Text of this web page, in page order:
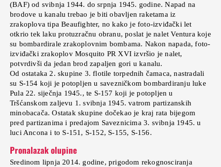
(BAF) od svibnja 1944. do srpnja 1945. godine. Napad na
brodove u kanalu trebao je biti obavljen raketama iz
zrakoplova tipa Beaufighter, no kako je foto-izviđački let
otkrio tek laku protuzračnu obranu, poslat je nalet Ventura koje
su bombardirale zrakoplovnim bombama. Nakon napada, foto-
izviđački zrakoplov Mosquito PR XVI izvršio je nalet,
potvrdivši da jedan brod zapaljen gori u kanalu.
Od ostataka 2. skupine 3. flotile torpednih čamaca, nastradali
su S-154 koji je potopljen u savezničkom bombardiranju luke
Pula 22. siječnja 1945., te S-157 koji je potopljen u
Tršćanskom zaljevu 1. svibnja 1945. vatrom partizanskih
minobacača. Ostatak skupine dočekao je kraj rata bijegom
pred partizanima i predajom Saveznicima 3. svibnja 1945. u
luci Ancona i to S-151, S-152, S-155, S-156.
Pronalazak olupine
Sredinom lipnja 2014. godine, prigodom rekognosciranja